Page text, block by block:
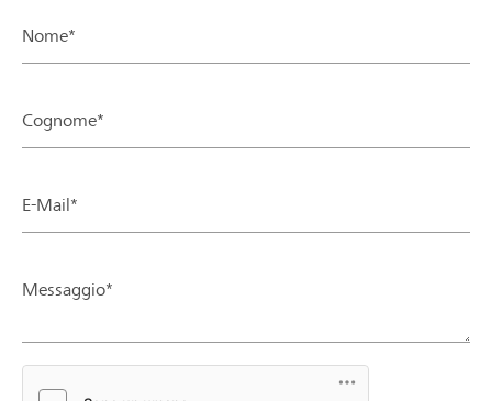
Nome*
Cognome*
E-Mail*
Messaggio*